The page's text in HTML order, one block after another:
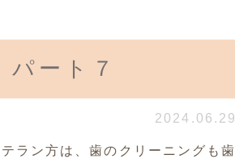
ート７
2024.06.29
ラン方は、歯のクリーニングも歯